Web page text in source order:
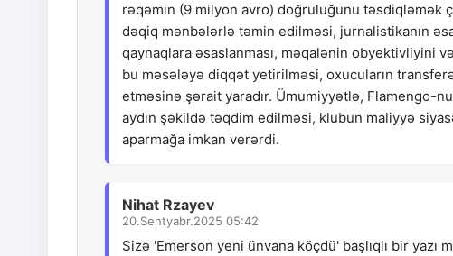
rəqəmin (9 milyon avro) doğruluğunu təsdiqləmək
dəqiq mənbələrlə təmin edilməsi, jurnalistikanın
qaynaqlara əsaslanması, məqalənin obyektivliyini
bu məsələyə diqqət yetirilməsi, oxucuların
etməsinə şərait yaradır. Ümumiyyətlə, Flamengo-
aydın şəkildə təqdim edilməsi, klubun maliyyə
aparmağa imkan verərdi.
Nihat Rzayev
20.Sentyabr.2025 05:42
Sizə 'Emerson yeni ünvana köçdü' başlıqlı bir yazı